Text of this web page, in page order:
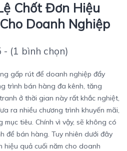
Chốt Đơn Hiệu
Doanh Nghiệp
- (1 bình chọn)
gấp rút để doanh nghiệp đẩy
trình bán hàng đa kênh, tăng
ở thời gian này rất khắc nghiệt,
ra nhiều chương trình khuyến mãi,
tiêu. Chính vì vậy, sẽ không có
để bán hàng. Tuy nhiên dưới đây
hiệu quả cuối năm cho doanh